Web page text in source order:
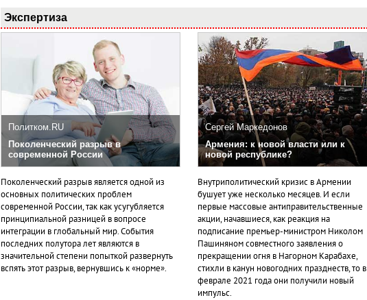
Экспертиза
Политком.RU
Поколенческий разрыв в
современной России
Поколенческий разрыв является одной из
основных политических проблем
современной России, так как усугубляется
принципиальной разницей в вопросе
интеграции в глобальный мир. События
последних полутора лет являются в
значительной степени попыткой развернуть
вспять этот разрыв, вернувшись к «норме».
Сергей Маркедонов
Армения: к новой власти или к
новой республике?
Внутриполитический кризис в Армении
бушует уже несколько месяцев. И если
первые массовые антиправительственные
акции, начавшиеся, как реакция на
подписание премьер-министром Николом
Пашиняном совместного заявления о
прекращении огня в Нагорном Карабахе,
стихли в канун новогодних празднеств, то в
феврале 2021 года они получили новый
импульс.